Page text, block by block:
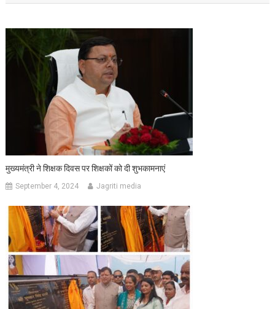
मुख्यमंत्री ने शिक्षक दिवस पर शिक्षकों को दी शुभकामनाएं
September 4, 2024 Jagriti media